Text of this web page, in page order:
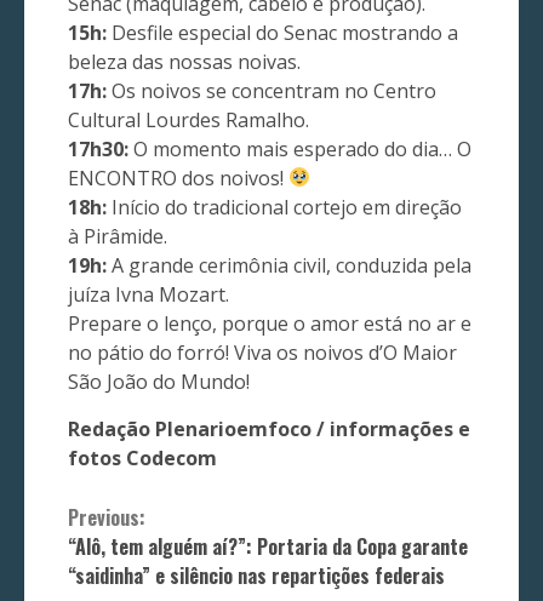
15h: Desfile especial do Senac mostrando a
beleza das nossas noivas.
17h:Os noivos se concentram no Centro
Cultural Lourdes Ramalho.
17h30:O momento mais esperado do dia… O
ENCONTRO dos noivos!
18h: Início do tradicional cortejo em direção
à Pirâmide.
19h:A grande cerimônia civil, conduzida pela
juíza Ivna Mozart.
Prepare o lenço, porque o amor está no ar e
no pátio do forró! Viva os noivos d’O Maior
São João do Mundo!
Redação Plenarioemfoco / informações e
fotos Codecom
Continue
Reading
Previous:
“Alô, tem alguém aí?”: Portaria da Copa garante
“saidinha” e silêncio nas repartições federais